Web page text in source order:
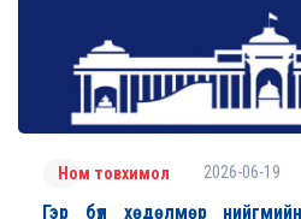
Ном товхимол 2026-06-19
Гэр бүл хөдөлмөр